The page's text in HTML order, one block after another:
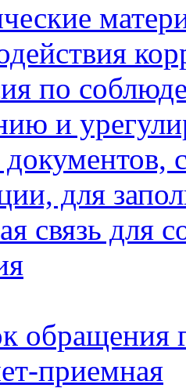
по
и
для
связь для
обращения
приемная